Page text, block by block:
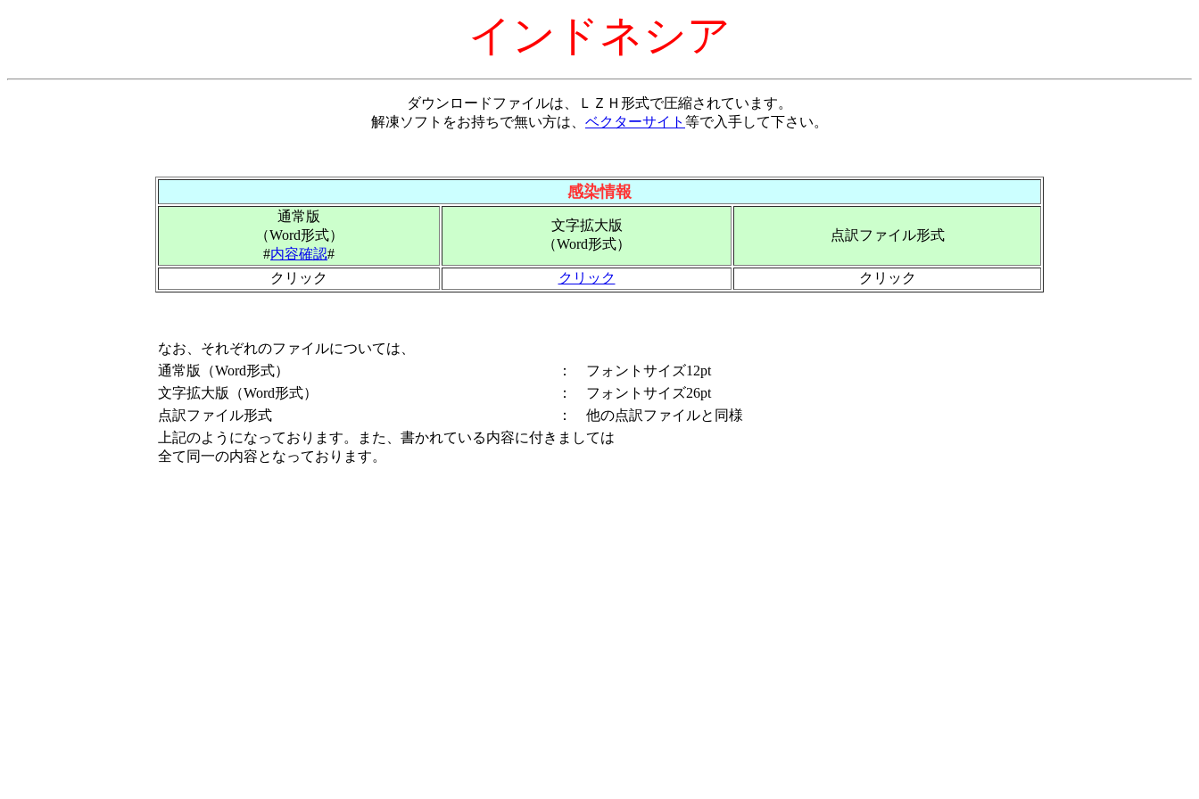
インドネシア
ダウンロードファイルは、ＬＺＨ形式で圧縮されています。
解凍ソフトをお持ちで無い方は、 ベクターサイト 等で入手して下さい。
感染情報
通常版
（Word形式）
#内容確認#
文字拡大版
（Word形式）
点訳ファイル形式
クリック クリック クリック
なお、それぞれのファイルについては、
通常版（Word形式）
： フォントサイズ12pt
文字拡大版（Word形式）
： フォントサイズ26pt
点訳ファイル形式
： 他の点訳ファイルと同様
上記のようになっております。また、書かれている内容に付きましては
全て同一の内容となっております。